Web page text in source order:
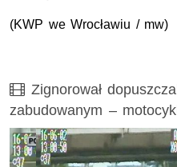
(KWP we Wrocławiu / mw)
Film
Zignorował
zabudowanym –